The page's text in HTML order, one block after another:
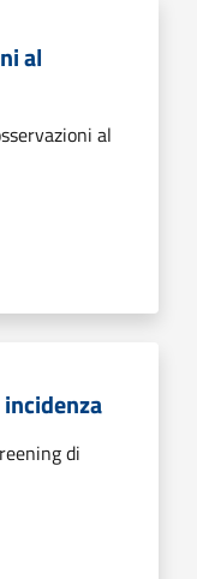
al
al
di